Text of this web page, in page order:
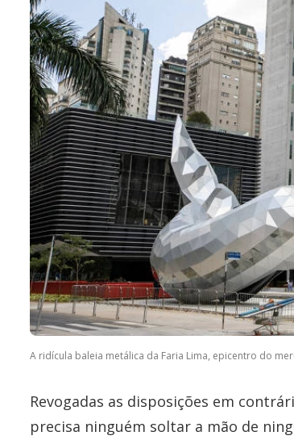
A ridícula baleia metálica da Faria Lima, epicentro do
Revogadas as disposições em
precisa ninguém soltar a mão de